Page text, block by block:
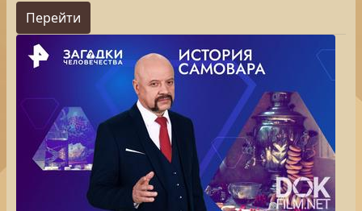
Перейти